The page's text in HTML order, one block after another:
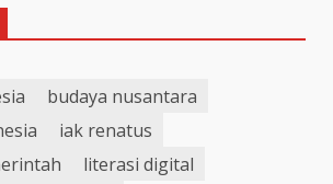
budaya nusantara
iak renatus
literasi digital